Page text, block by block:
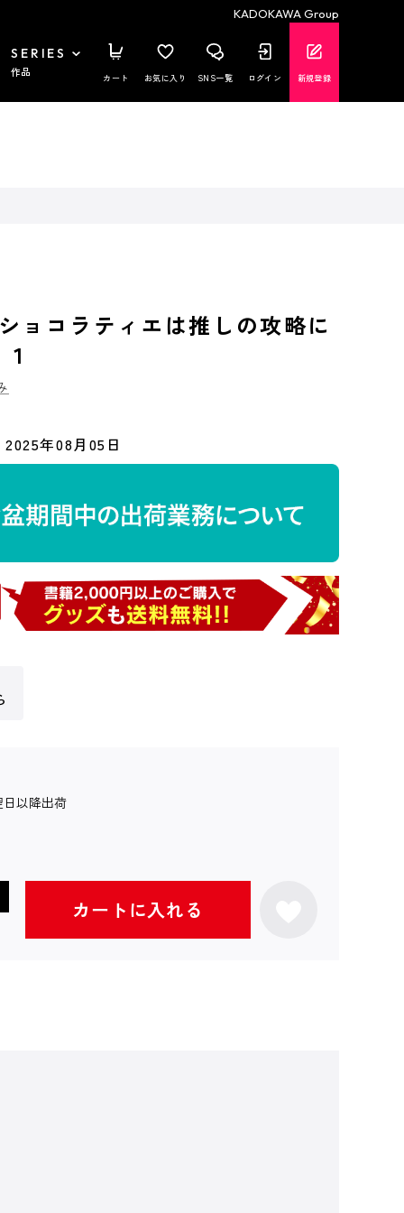
KADOKAWA Group
SERIES
作品 カート お気に入り SNS一覧 ログイン 新規登録
ョコラティエは推しの攻略に
2025年08月05日
日以降出荷
カートに入れる